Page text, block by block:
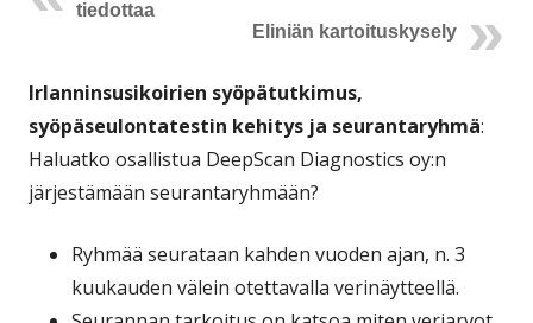
tiedottaa
Eliniän kartoituskysely
Irlanninsusikoirien syöpätutkimus,
syöpäseulontatestin kehitys ja seurantaryhmä:
Haluatko osallistua DeepScan Diagnostics oy:n
järjestämään seurantaryhmään?
Ryhmää seurataan kahden vuoden ajan, n. 3
kuukauden välein otettavalla verinäytteellä.